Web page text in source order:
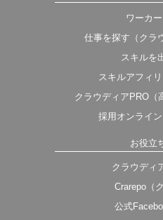
ワーカ
仕事を探す（クラ
スキルを
スキルアフィ
クラウディアPRO（
採用オンライ
お役立
クラウディ
Crarepo（
公式